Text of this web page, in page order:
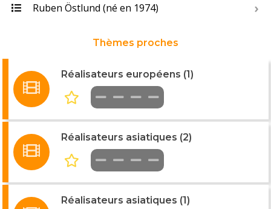
Ruben Östlund (né en 1974)
Thèmes proches
Réalisateurs européens (1)
Réalisateurs asiatiques (2)
Réalisateurs asiatiques (1)